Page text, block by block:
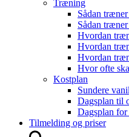
Træning
Sådan
Sådan
Hvordan
Hvordan
Hvordan
Hvor ofte
Kostplan
Sundere
Dagsplan til
Dagsplan
Tilmelding og priser